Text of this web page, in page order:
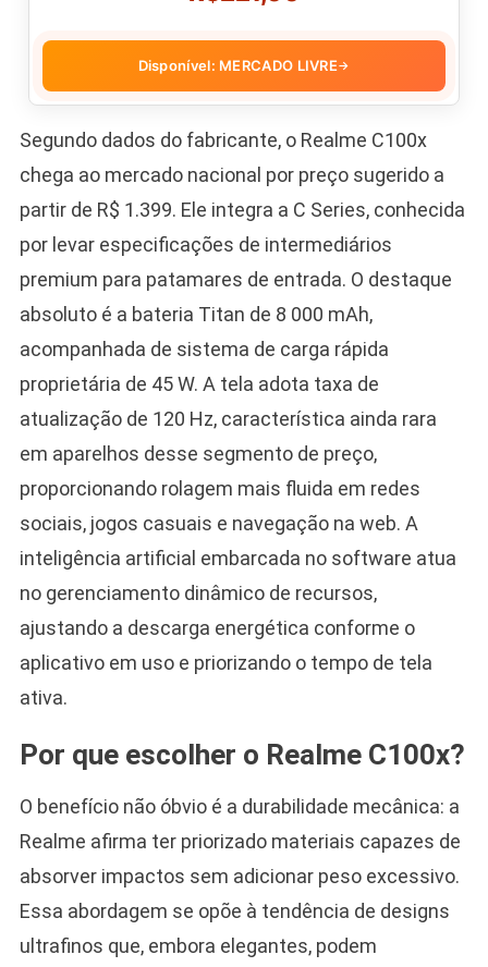
Disponível: MERCADO LIVRE→
Segundo dados do fabricante, o Realme C100x
chega ao mercado nacional por preço sugerido a
partir de R$ 1.399. Ele integra a C Series, conhecida
por levar especificações de intermediários
premium para patamares de entrada. O destaque
absoluto é a bateria Titan de 8 000 mAh,
acompanhada de sistema de carga rápida
proprietária de 45 W. A tela adota taxa de
atualização de 120 Hz, característica ainda rara
em aparelhos desse segmento de preço,
proporcionando rolagem mais fluida em redes
sociais, jogos casuais e navegação na web. A
inteligência artificial embarcada no software atua
no gerenciamento dinâmico de recursos,
ajustando a descarga energética conforme o
aplicativo em uso e priorizando o tempo de tela
ativa.
Por que escolher o Realme C100x?
O benefício não óbvio é a durabilidade mecânica: a
Realme afirma ter priorizado materiais capazes de
absorver impactos sem adicionar peso excessivo.
Essa abordagem se opõe à tendência de designs
ultrafinos que, embora elegantes, podem